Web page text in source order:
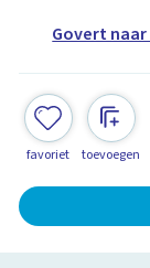
Govert
favoriet toevoegen